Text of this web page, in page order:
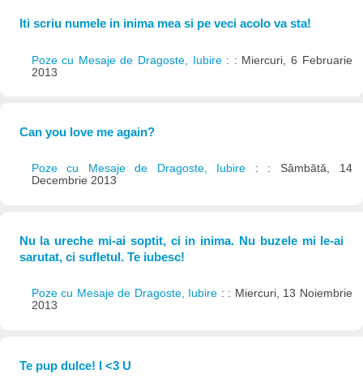
Iti scriu numele in inima mea si pe veci acolo va sta!
Poze cu Mesaje de Dragoste, Iubire : : Miercuri, 6 Februarie
2013
Can you love me again?
Poze cu Mesaje de Dragoste, Iubire : : Sâmbătă, 14
Decembrie 2013
Nu la ureche mi-ai soptit, ci in inima. Nu buzele mi le-ai
sarutat, ci sufletul. Te iubesc!
Poze cu Mesaje de Dragoste, Iubire : : Miercuri, 13 Noiembrie
2013
Te pup dulce! I <3 U